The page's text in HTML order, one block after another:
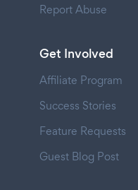
Report Abuse
Get Involved
Affiliate Program
Success Stories
Feature Requests
Guest Blog Post